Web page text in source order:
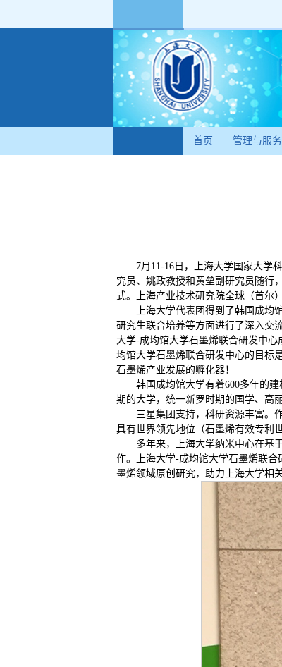
首页 管理与服务
7月11-16日，上海大学国家大学
究员、姚政教授和黄垒副研究员随行
式。上海产业技术研究院全球（首尔
上海大学代表团得到了韩国成均
研究生联合培养等方面进行了深入交
大学-成均馆大学石墨烯联合研发中
均馆大学石墨烯联合研发中心的目标
石墨烯产业发展的孵化器！
韩国成均馆大学有着600多年的
期的大学，统一新罗时期的国学、高
——三星集团支持，科研资源丰富。作
具有世界领先地位（石墨烯有效专利
多年来，上海大学纳米中心在基
作。上海大学-成均馆大学石墨烯联
墨烯领域原创研究，助力上海大学相